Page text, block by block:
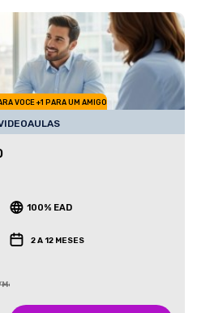
VOCE +1 PARA UM AMIGO
100% EAD
2 A 12 MESES